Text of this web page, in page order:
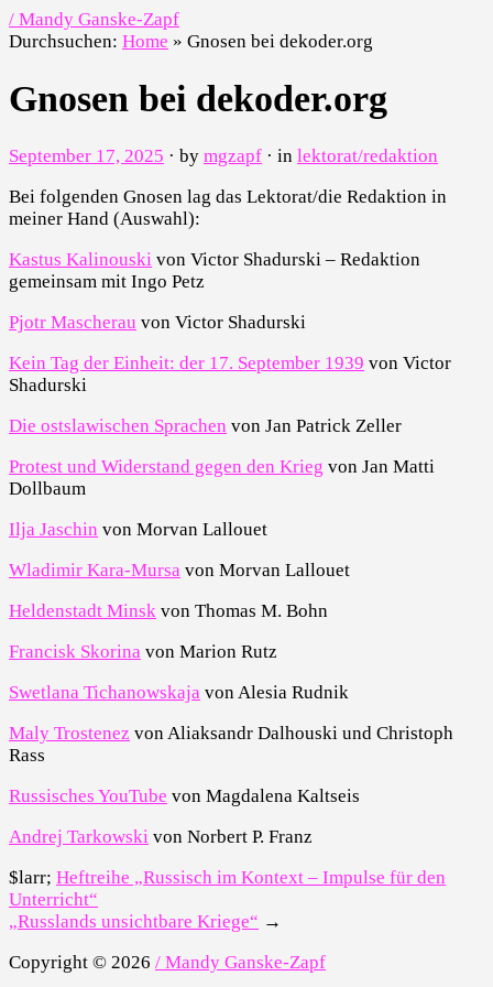
/ Mandy Ganske-Zapf
Durchsuchen: Home » Gnosen bei dekoder.org
Gnosen bei dekoder.org
September 17, 2025 · by mgzapf · in lektorat/redaktion
Bei folgenden Gnosen lag das Lektorat/die Redaktion in
meiner Hand (Auswahl):
Kastus Kalinouski von Victor Shadurski – Redaktion
gemeinsam mit Ingo Petz
Pjotr Mascherau von Victor Shadurski
Kein Tag der Einheit: der 17. September 1939 von Victor
Shadurski
Die ostslawischen Sprachen von Jan Patrick Zeller
Protest und Widerstand gegen den Krieg von Jan Matti
Dollbaum
Ilja Jaschin von Morvan Lallouet
Wladimir Kara-Mursa von Morvan Lallouet
Heldenstadt Minsk von Thomas M. Bohn
Francisk Skorina von Marion Rutz
Swetlana Tichanowskaja von Alesia Rudnik
Maly Trostenez von Aliaksandr Dalhouski und Christoph
Rass
Russisches YouTube von Magdalena Kaltseis
Andrej Tarkowski von Norbert P. Franz
$larr; Heftreihe „Russisch im Kontext – Impulse für den
Unterricht“
„Russlands unsichtbare Kriege“ →
Copyright © 2026 / Mandy Ganske-Zapf